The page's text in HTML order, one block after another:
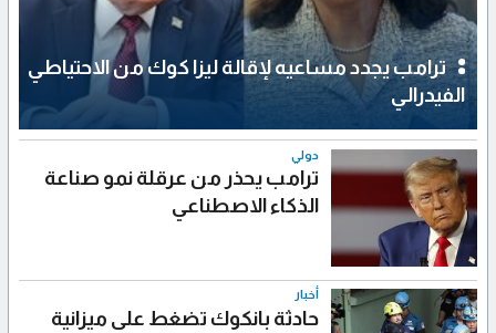
ترامب يجدد مساعيه لإقالة ليزا كوك من الاحتياطي
الفيدرالي
دولي
ترامب يحذر من عرقلة نمو صناعة
الذكاء الاصطناعي
أخبار
حادثة بانكوك تضغط على ميزانية